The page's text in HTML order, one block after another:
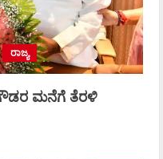
ರಾಜ್ಯ
ಮನೆಗೆ ತೆರಳಿ